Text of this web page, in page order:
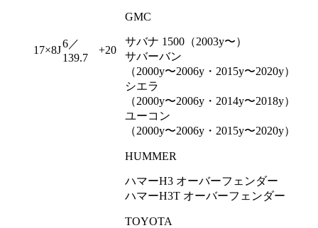
17×8J
6／
139.7
+20
GMC
サバナ 1500（2003y〜）
サバーバン
（2000y〜2006y・2015y〜2020y）
シエラ
（2000y〜2006y・2014y〜2018y）
ユーコン
（2000y〜2006y・2015y〜2020y）
HUMMER
ハマーH3 オーバーフェンダー
ハマーH3T オーバーフェンダー
TOYOTA